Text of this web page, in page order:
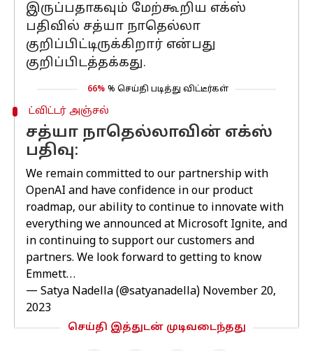
இருப்பதாகவும் மேற்கூறிய எக்ஸ்
பதிவில் சத்யா நாதெல்லா
குறிப்பிட்டிருக்கிறார் என்பது
குறிப்பிடத்தக்கது.
66% % செய்தி படித்து விட்டீர்கள்
ட்விட்டர் அஞ்சல்
சத்யா நாதெல்லாவின் எக்ஸ்
பதிவு:
We remain committed to our partnership with
OpenAI and have confidence in our product
roadmap, our ability to continue to innovate with
everything we announced at Microsoft Ignite, and
in continuing to support our customers and
partners. We look forward to getting to know
Emmett…
— Satya Nadella (@satyanadella) November 20,
2023
செய்தி இத்துடன் முடிவடைந்தது